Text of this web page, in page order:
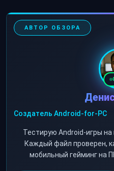
АВТОР ОБЗОРА
Создатель Android-for-PC
Тестирую Android-игры на
Каждый файл проверен,
мобильный гейминг на